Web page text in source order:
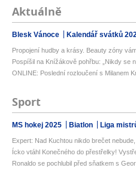
Aktuálně
Blesk Vánoce Kalendář svátků
Propojení hudby a krásy. Beauty zóny
Pospíšil na Knížákově pohřbu: „Nikdy se
ONLINE: Poslední rozloučení s Milanem
Sport
MS hokej 2025 Biatlon Liga
Expert: Nad Kuchtou nikdo brečet
Ícko vtáhl Konečného do přestřelky!
Ronaldo se pochlubil před sňatkem s